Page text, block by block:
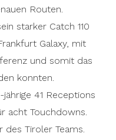
Routen.
starker Catch 110
Galaxy, mit
und somit das
konnten.
41 Receptions
acht Touchdowns.
Tiroler Teams.